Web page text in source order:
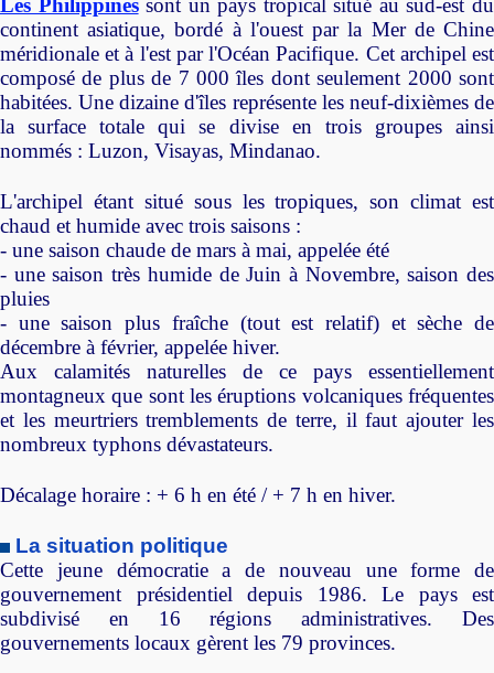
Les Philippinessont un pays tropical situé au sud-est du
continent asiatique, bordé à l'ouest par la Mer de Chine
méridionale et à l'est par l'Océan Pacifique. Cet archipel est
composé de plus de 7 000 îles dont seulement 2000 sont
habitées. Une dizaine d'îles représente les neuf-dixièmes de
la surface totale qui se divise en trois groupes ainsi
nommés : Luzon, Visayas, Mindanao.
L'archipel étant situé sous les tropiques, son climat est
chaud et humide avec trois saisons :
- une saison chaude de mars à mai, appelée été
- une saison très humide de Juin à Novembre, saison des
pluies
- une saison plus fraîche (tout est relatif) et sèche de
décembre à février, appelée hiver.
Aux calamités naturelles de ce pays essentiellement
montagneux que sont les éruptions volcaniques fréquentes
et les meurtriers tremblements de terre, il faut ajouter les
nombreux typhons dévastateurs.
Décalage horaire : + 6 h en été / + 7 h en hiver.
La situation politique
Cette jeune démocratie a de nouveau une forme de
gouvernement présidentiel depuis 1986. Le pays est
subdivisé en 16 régions administratives. Des
gouvernements locaux gèrent les 79 provinces.